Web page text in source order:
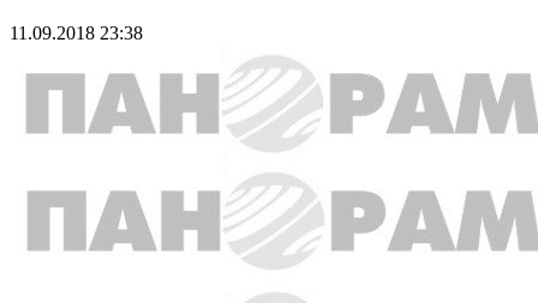
11.09.2018 23:38